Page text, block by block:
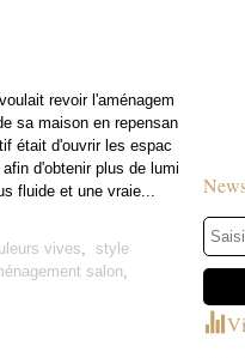
revoir l'aménagem
sa maison en repensan
était d'ouvrir les espac
d'obtenir plus de lumi
fluide et une vraie...
vives, style
salon,